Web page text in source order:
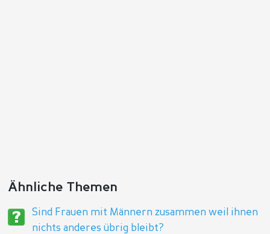
Ähnliche Themen
Sind Frauen mit Männern zusammen weil ihnen
nichts anderes übrig bleibt?